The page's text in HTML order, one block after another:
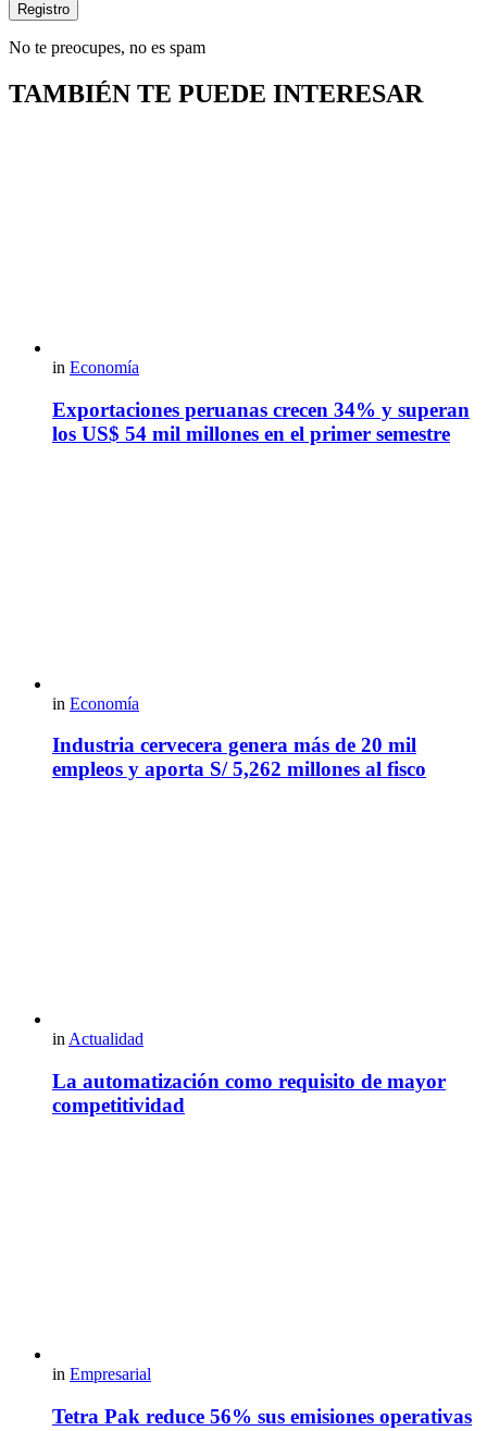
No te preocupes, no es spam
TAMBIÉN TE PUEDE INTERESAR
in Economía
Exportaciones peruanas crecen 34% y superan
los US$ 54 mil millones en el primer semestre
in Economía
Industria cervecera genera más de 20 mil
empleos y aporta S/ 5,262 millones al fisco
in Actualidad
La automatización como requisito de mayor
competitividad
in Empresarial
Tetra Pak reduce 56% sus emisiones operativas